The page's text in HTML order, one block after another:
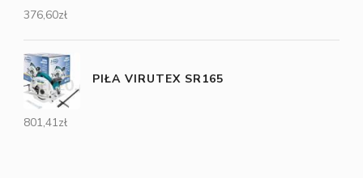
376,60zł
PIŁA VIRUTEX SR165
801,41zł